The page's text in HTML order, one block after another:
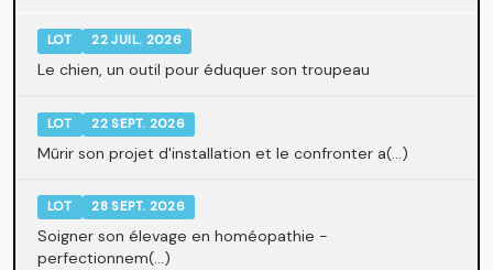
LOT 22 JUIL. 2026
Le chien, un outil pour éduquer son troupeau
LOT 22 SEPT. 2026
Mûrir son projet d'installation et le confronter a(...)
LOT 28 SEPT. 2026
Soigner son élevage en homéopathie -
perfectionnem(...)